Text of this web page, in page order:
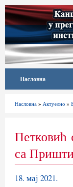
Насловна
Насловна » Актуелно »
Петковић
са
18. мај 2021.